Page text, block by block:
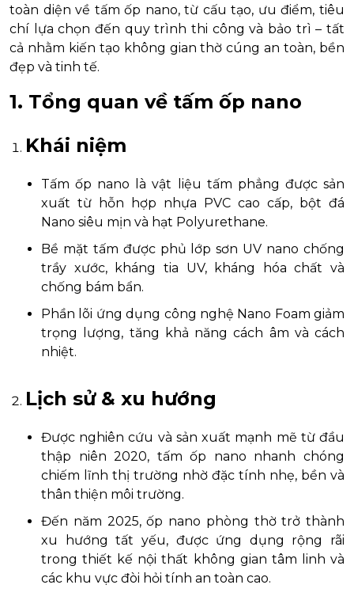
toàn diện về tấm ốp nano, từ cấu tạo, ưu điểm, tiêu
chí lựa chọn đến quy trình thi công và bảo trì – tất
cả nhằm kiến tạo không gian thờ cúng an toàn, bền
đẹp và tinh tế.
1. Tổng quan về tấm ốp nano
Khái niệm
Tấm ốp nano là vật liệu tấm phẳng được sản
xuất từ hỗn hợp nhựa PVC cao cấp, bột đá
Nano siêu mịn và hạt Polyurethane.
Bề mặt tấm được phủ lớp sơn UV nano chống
trầy xước, kháng tia UV, kháng hóa chất và
chống bám bẩn.
Phần lõi ứng dụng công nghệ Nano Foam giảm
trọng lượng, tăng khả năng cách âm và cách
nhiệt.
Lịch sử & xu hướng
Được nghiên cứu và sản xuất mạnh mẽ từ đầu
thập niên 2020, tấm ốp nano nhanh chóng
chiếm lĩnh thị trường nhờ đặc tính nhẹ, bền và
thân thiện môi trường.
Đến năm 2025, ốp nano phòng thờ trở thành
xu hướng tất yếu, được ứng dụng rộng rãi
trong thiết kế nội thất không gian tâm linh và
các khu vực đòi hỏi tính an toàn cao.